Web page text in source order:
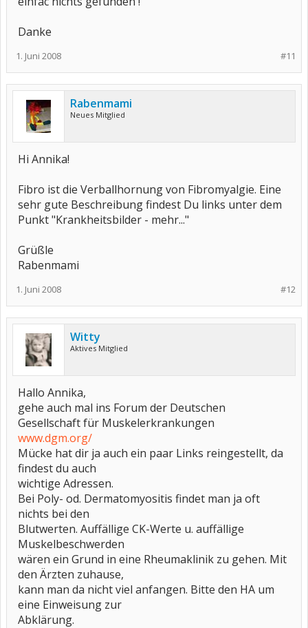
Danke
#11
1. Juni 2008
Rabenmami
Neues Mitglied
Hi Annika!
Fibro ist die Verballhornung von Fibromyalgie. Eine
sehr gute Beschreibung findest Du links unter dem
Punkt "Krankheitsbilder - mehr..."
Grüßle
Rabenmami
#12
1. Juni 2008
Witty
Aktives Mitglied
Hallo Annika,
gehe auch mal ins Forum der Deutschen
Gesellschaft für Muskelerkrankungen
www.dgm.org/
Mücke hat dir ja auch ein paar Links reingestellt, da
findest du auch
wichtige Adressen.
Bei Poly- od. Dermatomyositis findet man ja oft
nichts bei den
Blutwerten. Auffällige CK-Werte u. auffällige
Muskelbeschwerden
wären ein Grund in eine Rheumaklinik zu gehen. Mit
den Ärzten zuhause,
kann man da nicht viel anfangen. Bitte den HA um
eine Einweisung zur
Abklärung.